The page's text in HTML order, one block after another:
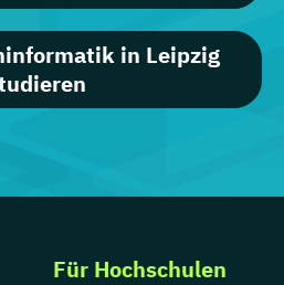
in Leipzig
Für Hochschulen